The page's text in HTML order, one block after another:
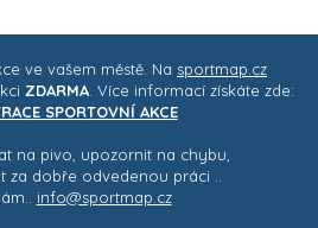
ve vašem městě. Na sportmap.cz
ZDARMA . Více informací získáte zde:
SPORTOVNÍ AKCE
na pivo, upozornit na chybu,
za dobře odvedenou práci ..
info@sportmap.cz